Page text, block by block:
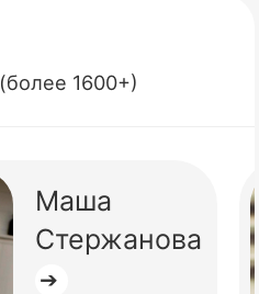
(более 1600+)
Маша
Стержанова
➔